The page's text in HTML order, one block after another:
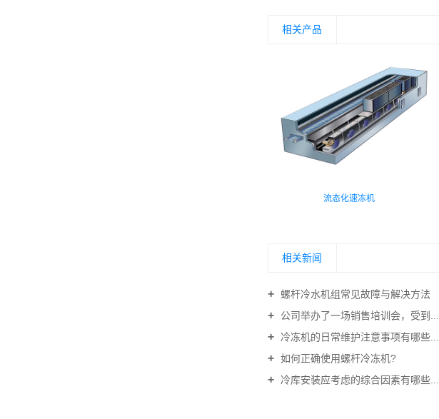
相关产品
流态化速冻机
相关新闻
螺杆冷水机组常见故障与解决方法
公司举办了一场销售培训会，受到...
冷冻机的日常维护注意事项有哪些...
如何正确使用螺杆冷冻机?
冷库安装应考虑的综合因素有哪些...